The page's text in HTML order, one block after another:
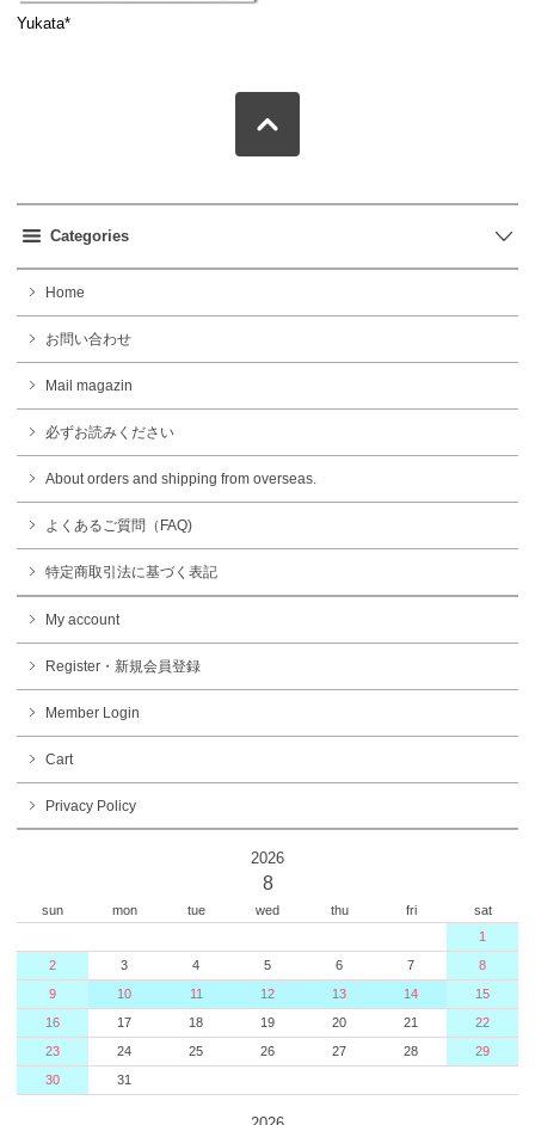
Yukata*
Categories
Home
お問い合わせ
Mail magazin
必ずお読みください
About orders and shipping from overseas.
よくあるご質問（FAQ)
特定商取引法に基づく表記
My account
Register・新規会員登録
Member Login
Cart
Privacy Policy
2026
8
sun mon tue wed thu fri
sat
1
2
3 4 5 6 7
8
9
10 11 12 13 14
15
16
17 18 19 20 21
22
23
24 25 26 27 28
29
30
31